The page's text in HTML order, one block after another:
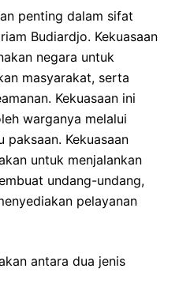
penting dalam sifat
Budiardjo. Kekuasaan
negara untuk
masyarakat, serta
Kekuasaan ini
warganya melalui
paksaan. Kekuasaan
untuk menjalankan
undang-undang,
pelayanan
antara dua jenis